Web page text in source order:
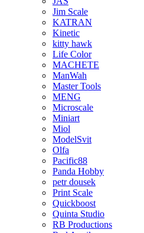
Jim Scale
KATRAN
Kinetic
kitty hawk
Life Color
MACHETE
ManWah
Master Tools
MENG
Microscale
Miniart
Miol
ModelSvit
Olfa
Pacific88
Panda Hobby
petr dousek
Print Scale
Quickboost
Quinta Studio
RB Productions